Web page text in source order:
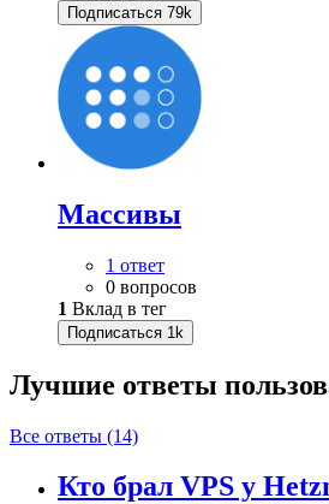
Подписаться 79k
Массивы
1 ответ
0 вопросов
1 Вклад в тег
Подписаться 1k
Лучшие ответы
Все ответы (14)
Кто брал VPS у